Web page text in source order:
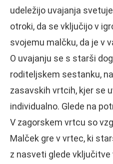
udeležijo uvajanja
otroki, da se vključijo v
svojemu malčku, da je v
O uvajanju se s starši
roditeljskem sestanku,
zasavskih vrtcih, kjer se
individualno. Glede na
V zagorskem vrtcu so
Malček gre v vrtec, ki
z nasveti glede vključitve